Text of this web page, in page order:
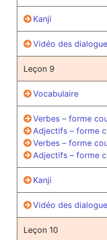
Kanji
Vidéo des
Leçon 9
Vocabulaire
Verbes – forme
Adjectifs – forme
Verbes – forme
Adjectifs – forme
Kanji
Vidéo des
Leçon 10